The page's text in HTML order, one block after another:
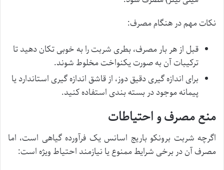
نکات مهم در هنگام مصرف:
قبل از هر بار مصرف، بطری شربت را به خوبی تکان دهید تا
ترکیبات آن به صورت یکنواخت مخلوط شوند.
برای اندازه گیری دقیق دوز، از قاشق اندازه گیری استاندارد یا
پیمانه موجود در بسته بندی استفاده کنید.
منع مصرف و احتیاطات
اگرچه شربت برونکو باریج اسانس یک فرآورده گیاهی است، اما
مصرف آن در برخی شرایط ممنوع یا نیازمند احتیاط ویژه است: